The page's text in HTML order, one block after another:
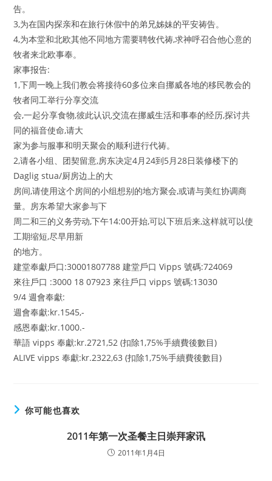
告。
3,为在国内探亲和在旅行休假中的弟兄姊妹的平安祷告。
4,为本堂和北欧其他不同地方需要聘牧代祷,求神呼召合他心意的
牧者来北欧事奉。
家事报告:
1,下周一晚上我们教会将接待60多位来自挪威各地的移民教会的
牧者同工举行分享交流
会,一起分享食物,彼此认识,交流在挪威生活和事奉的经历,探讨共
同的福音使命,请大
家为参与服事和明天聚会的顺利进行代祷。
2,请各小组、团契留意,房东决定4月24到5月28日装修楼下的
Daglig stua/厨房边上的大
房间,请使用这个房间的小组想别的地方聚会,或请与美红协调商
量。房东希望大家参与下
周二和三的义务劳动,下午14:00开始,可以下班后来,这样就可以使
工期缩短,尽早用新
的地方。
建堂奉獻戶口:30001807788 建堂戶口 Vipps 號碼:724069
來往戶口 :3000 18 07923 來往戶口 vipps 號碼:13030
9/4 週會奉獻:
週會奉獻:kr.1545,-
感恩奉獻:kr.1000.-
華語 vipps 奉獻:kr.2721,52 (扣除1,75%手續費後數目)
ALIVE vipps 奉獻:kr.2322,63 (扣除1,75%手續費後數目)
你可能也喜欢
2011年第一次圣餐主日崇拜家讯
2011年1月4日